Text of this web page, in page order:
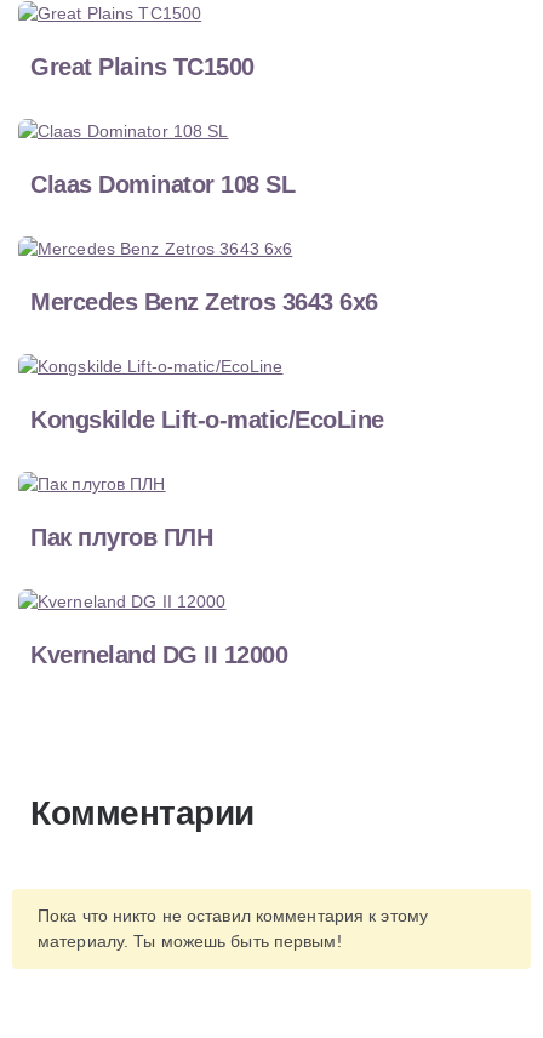
Great Plains TC1500
Claas Dominator 108 SL
Mercedes Benz Zetros 3643 6x6
Kongskilde Lift-o-matic/EcoLine
Пак плугов ПЛН
Kverneland DG II 12000
Комментарии
Пока что никто не оставил комментария к этому
материалу. Ты можешь быть первым!